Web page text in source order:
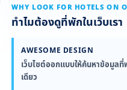
WHY LOOK FOR HOTELS ON
ทำไมต้องดูที่พักในเว็บเรา
AWESOME DESIGN
เว็บไซต์ออกแบบให้ค้นหาข้อมูล
เดียว